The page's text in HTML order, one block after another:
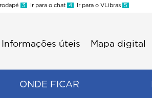
3 Ir para o chat 4 Ir para o VLibras 5
Informações úteis Mapa digital
ONDE FICAR